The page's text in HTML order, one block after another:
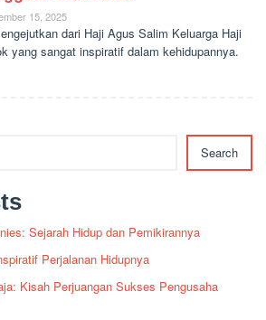
15, 2025
dari Haji Agus Salim Keluarga Haji
yang sangat inspiratif dalam kehidupannya.
Search
Sejarah Hidup dan Pemikirannya
Perjalanan Hidupnya
Kisah Perjuangan Sukses Pengusaha